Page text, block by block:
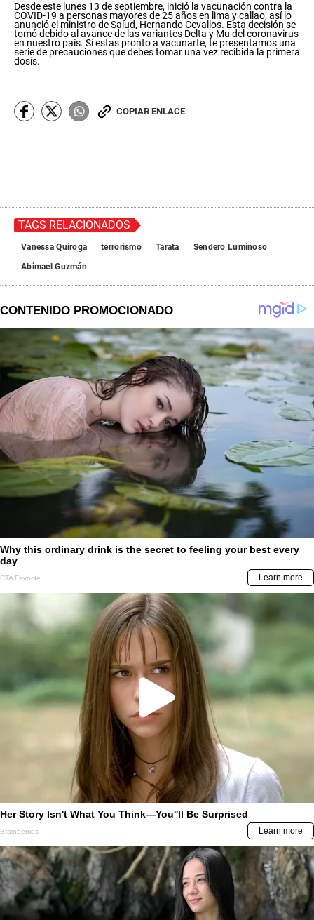
s
e
c
o
n
d
0
s
Desde este lunes 13 de septiembre, inició la vacunación contra la
COVID-19 a personas mayores de 25 años en lima y callao, así lo
anunció el ministro de Salud, Hernando Cevallos. Esta decisión se
tomó debido al avance de las variantes Delta y Mu del coronavirus
en nuestro país. Sí estas pronto a vacunarte, te presentamos una
serie de precauciones que debes tomar una vez recibida la primera
dosis.
COPIAR ENLACE
TAGS RELACIONADOS
Vanessa Quiroga terrorismo Tarata
Sendero Luminoso
Abimael Guzmán